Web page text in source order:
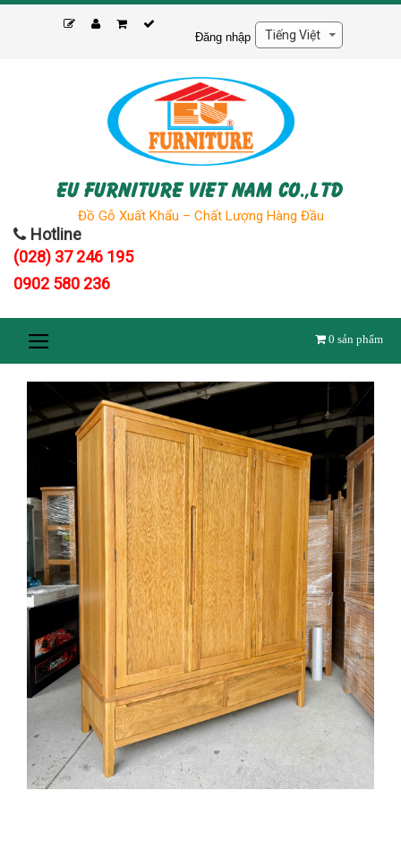
Skip
Đăng nhập
EU FURNITURE VIET NAM CO.,LTD
Đồ Gỗ Xuất Khẩu – Chất Lượng Hàng Đầu
Hotline
(028) 37 246 195
0902 580 236
0 sản phẩm